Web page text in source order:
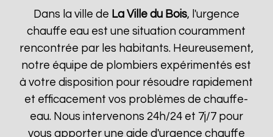
Dans la ville de La Ville du Bois, l'urgence
chauffe eau est une situation couramment
rencontrée par les habitants. Heureusement,
notre équipe de plombiers expérimentés est
à votre disposition pour résoudre rapidement
et efficacement vos problèmes de chauffe-
eau. Nous intervenons 24h/24 et 7j/7 pour
vous apporter une aide d'urgence chauffe